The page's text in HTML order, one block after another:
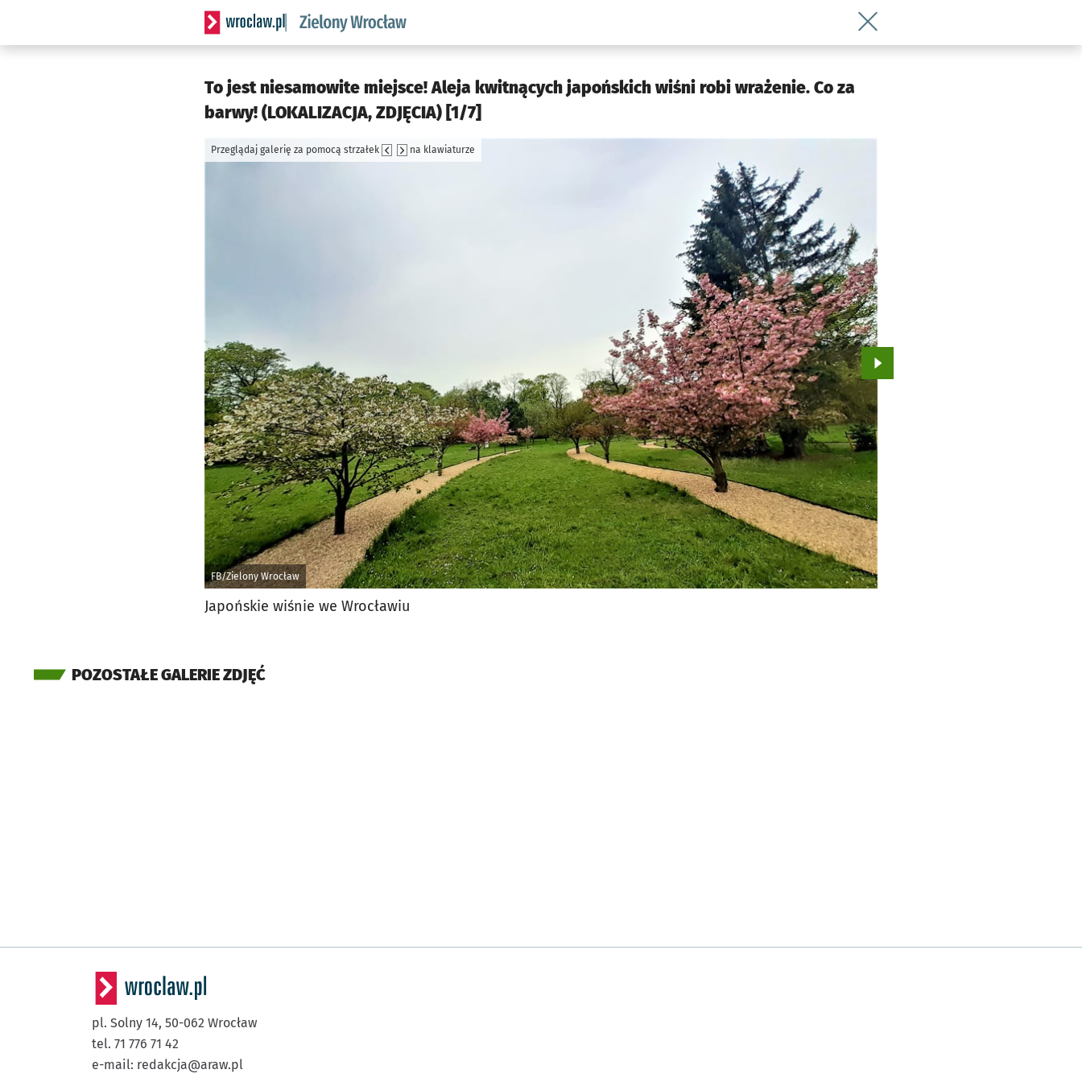
Serwis informacyjny wroclaw.pl podserwis: Środowisko we Wrocławiu
Wróć do artykułu To jest niesamowite
To jest niesamowite miejsce! Aleja kwitnących japońskich wiśni robi wrażenie. Co za
barwy! (LOKALIZACJA, ZDJĘCIA) [1/7]
FB/Zielony Wrocław
Przeglądaj galerię za pomocą strzałek na klawiaturze
Przejdź do kolejnego zdjęcia.
Japońskie wiśnie we Wrocławiu
POZOSTAŁE GALERIE ZDJĘĆ
pl. Solny 14, 50-062 Wrocław
tel. 71 776 71 42
e-mail: redakcja@araw.pl